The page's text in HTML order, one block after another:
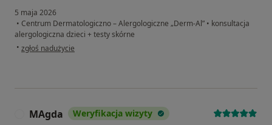
5 maja 2026
• Centrum Dermatologiczno – Alergologiczne „Derm-Al” • konsultacja
alergologiczna dzieci + testy skórne
• w opinii użytkownika Dorota
zgłoś nadużycie
MAgda Weryfikacja wizyty